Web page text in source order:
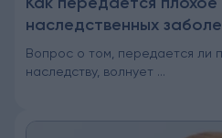
наследственных
Вопрос о том, передается ли
наследству, волнует ...